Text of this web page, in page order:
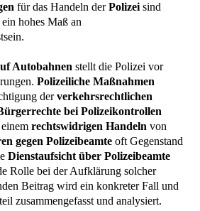
für das Handeln derPolizeisind
hohes Maß an
Autobahnen stellt die Polizei vor
Polizeiliche Maßnahmen
derverkehrsrechtlichen
bei Polizeikontrollen
rechtswidrigen Handeln von
gegen Polizeibeamte oft Gegenstand
Dienstaufsicht über Polizeibeamte
Rolle bei der Aufklärung solcher
Beitrag wird ein konkreter Fall und
zusammengefasst und analysiert.